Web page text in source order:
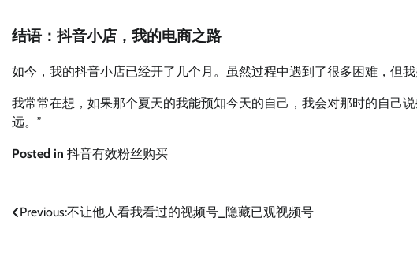
结语：抖音小店，我的电商之路
如今，我的抖音小店已经开了几个月。虽然过程中遇到了很多困难，但
我常常在想，如果那个夏天的我能预知今天的自己，我会对那时的自己
远。”
Posted in 抖音有效粉丝购买
文Previous:不让他人看我看过的视频号_隐藏已观视频号